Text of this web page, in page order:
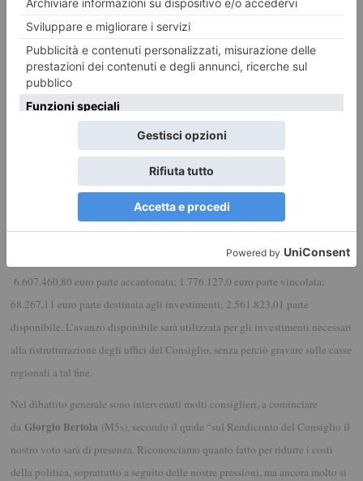
partiti che vi sono rappresentati”.
“Il percorso di razionalizzazione a mio avviso è quasi concluso – ha
continuato Laus – intendo ancora presentare una proposta di legge che faccia
tornare la responsabilità dei 3.500 euro annui di fondi dei consiglieri, in capo
ai Gruppi e ai loro presidenti. Lo richiede la normativa, la logica, ma anche la
democrazia: avere un minimo di autonomia economica permette infatti
all’opposizione di poter svolgere appieno il suo ruolo di informazione e di
controllo nei confronti della maggioranza e della Giunta, ruolo che oggi
Il documento approvato dà atto che il risultato di amministrazione per
l’esercizio 2016 presenta un avanzo di 11.013.678,88 e, in particolare,
6.607.460,80 euro parte accantonata; 1.776.127,0 euro parte vincolata;
68.267,11 euro parte destinata agli investimenti; 2.561.823,01 parte
disponibile. L’avanzo disponibile sarà utilizzata per gli investimenti necessari
alla ristrutturazione degli uffici del Consiglio, senza perciò gravare sulle casse
regionali a tal fine.
Nel dibattito generale sono intervenuti molti consiglieri, a cominciare
da Giorgio Bertola (M5s), secondo il quale “sul Rendiconto del Consiglio il
nostro voto sarà di presenza. Riconosciamo quanto fatto per ridurre i costi
della politica, soprattutto a seguito delle nostre pressioni, ma ancora molto si